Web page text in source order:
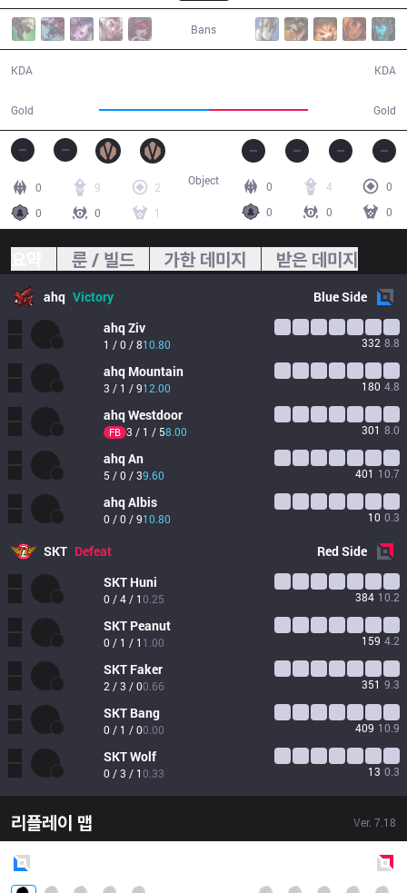
Bans
KDA
Gold Gold
KDA
0 9
2
0
0 1
0 4
0
0
0 0
Object
룬 / 빌드 가한 데미지 받은 데미지
ahq Victory BlueSide
ahq Ziv
1 / 0 / 810.80 332 8.8
ahq Mountain
3 / 1 / 912.00 180 4.8
ahq Westdoor
FB 3 / 1 / 58.00 301 8.0
ahq An
5 / 0 / 39.60 401 10.7
ahq Albis
0 / 0 / 910.80 10 0.3
SKT Defeat RedSide
SKT Huni
0 / 4 / 10.25 384 10.2
SKT Peanut
0 / 1 / 1 1.00 159 4.2
SKT Faker
2 / 3 / 00.66 351 9.3
SKT Bang
0 / 1 / 00.00 409 10.9
SKTWolf
0 / 3 / 10.33 13 0.3
리플레이 맵 Ver. 7.18